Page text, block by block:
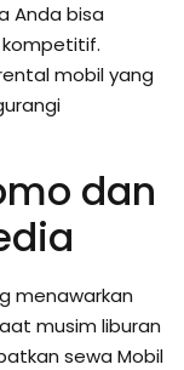
Anda bisa
mobil yang
dan
menawarkan
musim liburan
sewa Mobil